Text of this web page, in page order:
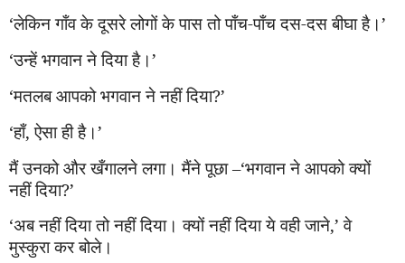
‘लेकिन गाँव के दूसरे लोगों के पास तो पाँच-पाँच दस-दस बीघा है।’
‘उन्हें भगवान ने दिया है।’
‘मतलब आपको भगवान ने नहींदिया?’
‘हाँ,ऐसा ही है।’
मैं उनको औरखँगालने लगा। मैंने पूछा –‘भगवान ने आपको क्यों
नहींदिया?’
‘अब नहींदिया तो नहींदिया।क्योंनहींदिया ये वही जाने,’वे
मुस्कुरा कर बोले।